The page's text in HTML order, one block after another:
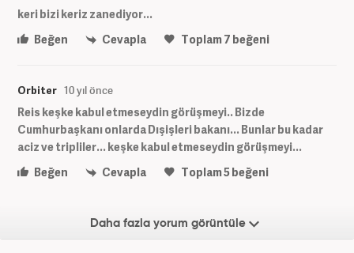
keri bizi keriz zanediyor...
Beğen
Cevapla Toplam7 beğeni
Orbiter 10 yıl önce
Reis keşke kabul etmeseydin görüşmeyi.. Bizde
Cumhurbaşkanı onlarda Dışişleri bakanı... Bunlar bu kadar
aciz ve tripliler... keşke kabul etmeseydin görüşmeyi...
Beğen
Cevapla Toplam5beğeni
Daha fazla yorum görüntüle